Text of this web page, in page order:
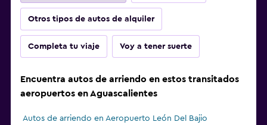
Otros tipos de autos de alquiler
Completa tu viaje Voy a tener suerte
Encuentra autos de arriendo en estos transitados
aeropuertos en Aguascalientes
Autos de arriendo en Aeropuerto León Del Bajio